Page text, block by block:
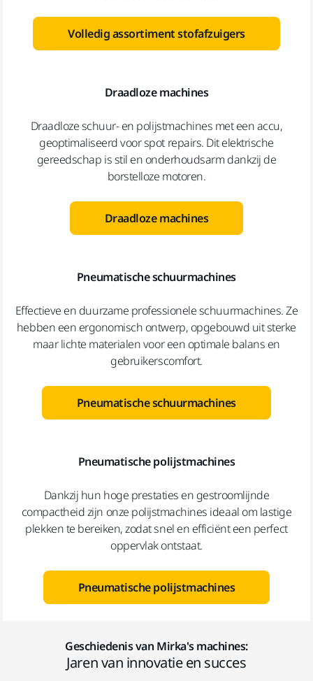
Volledig assortiment stofafzuigers
Draadloze machines
Draadloze schuur- en polijstmachines met een accu,
geoptimaliseerd voor spot repairs. Dit elektrische
gereedschap is stil en onderhoudsarm dankzij de
borstelloze motoren.
Draadloze machines
Pneumatische schuurmachines
Effectieve en duurzame professionele schuurmachines. Ze
hebben een ergonomisch ontwerp, opgebouwd uit sterke
maar lichte materialen voor een optimale balans en
gebruikerscomfort.
Pneumatische schuurmachines
Pneumatische polijstmachines
Dankzij hun hoge prestaties en gestroomlijnde
compactheid zijn onze polijstmachines ideaal om lastige
plekken te bereiken, zodat snel en efficiënt een perfect
oppervlak ontstaat.
Pneumatische polijstmachines
Geschiedenis van Mirka's machines:
Jaren van innovatie en succes